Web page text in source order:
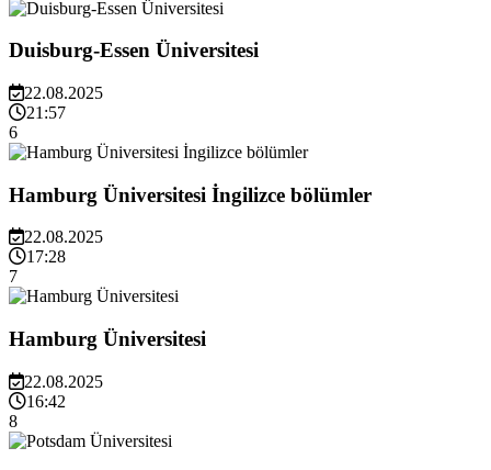
Duisburg-Essen Üniversitesi
22.08.2025
21:57
6
Hamburg Üniversitesi İngilizce bölümler
22.08.2025
17:28
7
Hamburg Üniversitesi
22.08.2025
16:42
8